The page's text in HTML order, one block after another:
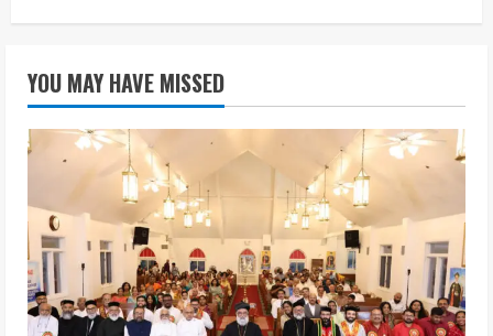
YOU MAY HAVE MISSED